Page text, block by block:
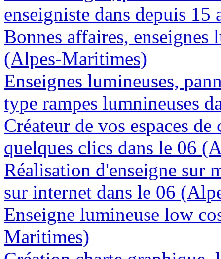
enseigniste dans depuis
Bonnes affaires, enseignes
(Alpes-Maritimes)
Enseignes lumineuses,
type rampes lumnineuses
Créateur de vos espaces
quelques clics dans le 06
Réalisation d'enseigne sur
sur internet dans le 06
Enseigne lumineuse low
Maritimes)